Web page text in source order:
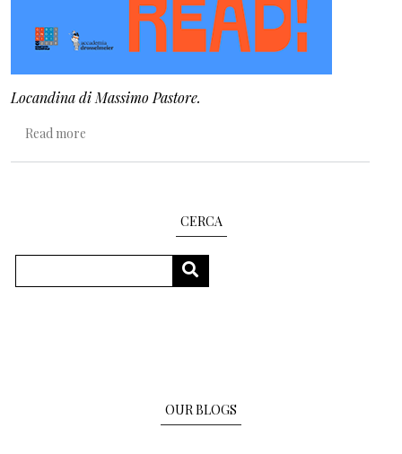
Locandina di Massimo Pastore.
Read more
CERCA
SEARCH
OUR BLOGS